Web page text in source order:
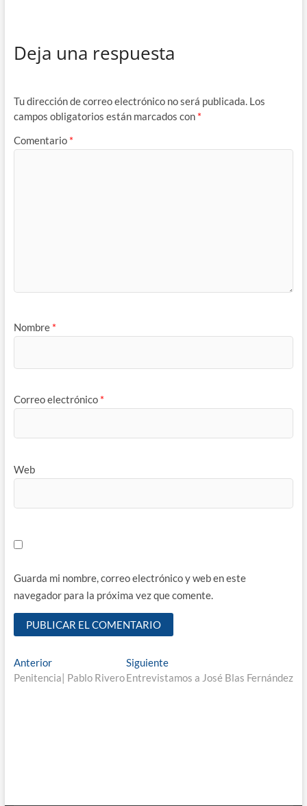
Deja una respuesta
Tu dirección de correo electrónico no será publicada. Los
campos obligatorios están marcados con *
Comentario *
Nombre *
Correo electrónico *
Web
Guarda mi nombre, correo electrónico y web en este
navegador para la próxima vez que comente.
Navegación
de
AnteriorEntrada
anterior:
Penitencia| Pablo Rivero
SiguienteEntrada
siguiente:
Entrevistamos a José Blas Fernández